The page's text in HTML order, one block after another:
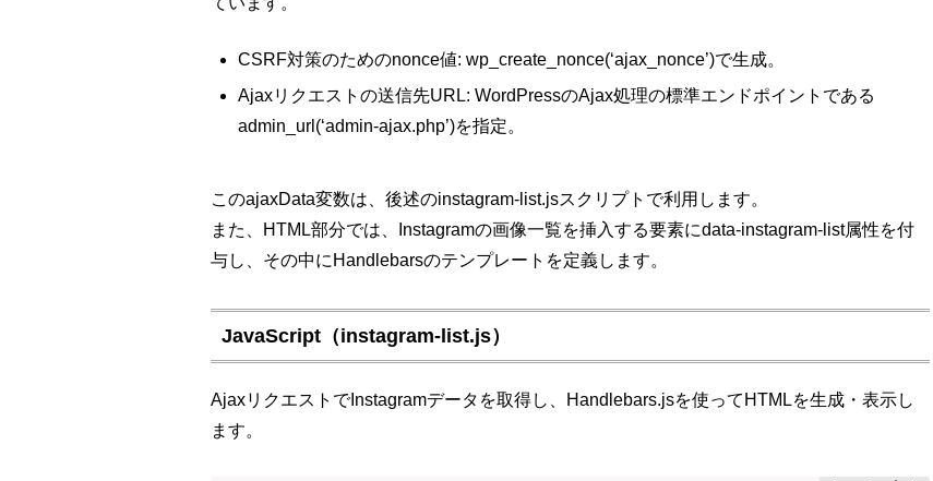
CSRF対策のためのnonce値: wp_create_nonce(‘ajax_nonce’)で生成。
Ajaxリクエストの送信先URL: WordPressのAjax処理の標準エンドポイントである
admin_url(‘admin-ajax.php’)を指定。
このajaxData変数は、後述のinstagram-list.jsスクリプトで利用します。
また、HTML部分では、Instagramの画像一覧を挿入する要素にdata-instagram-list属性を付
与し、その中にHandlebarsのテンプレートを定義します。
JavaScript（instagram-list.js）
AjaxリクエストでInstagramデータを取得し、Handlebars.jsを使ってHTMLを生成・表示し
ます。